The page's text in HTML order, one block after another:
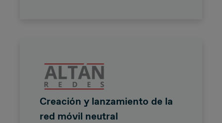
Creación y lanzamiento de la
red móvil neutral